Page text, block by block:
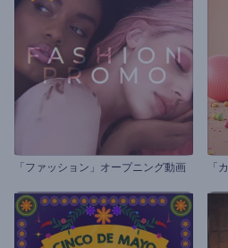
「ファッション」オープニング動画